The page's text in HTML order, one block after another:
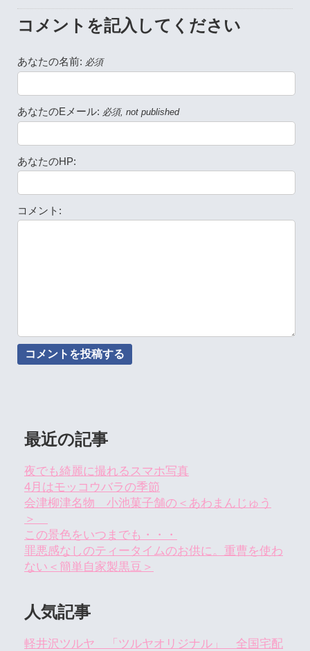
コメントを記入してください
あなたの名前: 必須
あなたのEメール: 必須, not published
あなたのHP:
コメント:
最近の記事
夜でも綺麗に撮れるスマホ写真
4月はモッコウバラの季節
会津柳津名物 小池菓子舗の＜あわまんじゅう
＞
この景色をいつまでも・・・
罪悪感なしのティータイムのお供に。重曹を使わ
ない＜簡単自家製黒豆＞
人気記事
軽井沢ツルヤ 「ツルヤオリジナル」 全国宅配